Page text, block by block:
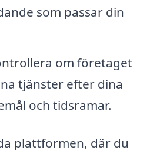
som passar din
om företaget
tjänster efter dina
och tidsramar.
plattformen, där du